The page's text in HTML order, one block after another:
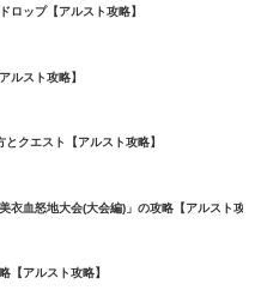
ロップ【アルスト攻略】
ルスト攻略】
クエスト【アルスト攻略】
衣血怒地大会(大会編)」の攻略【アルスト攻
【アルスト攻略】